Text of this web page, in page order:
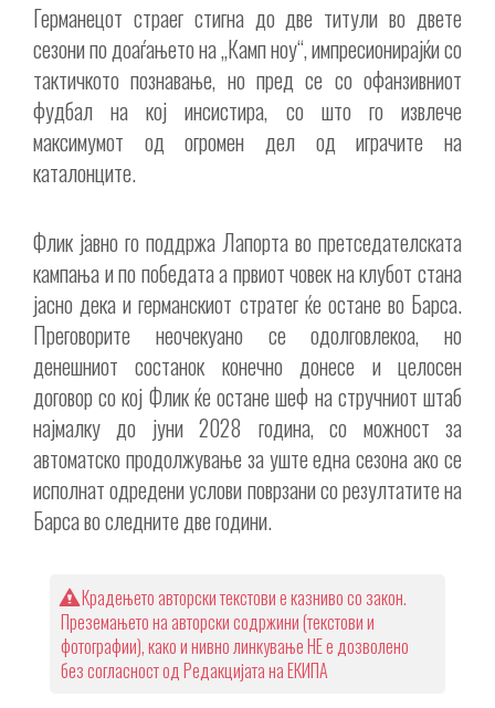
Германецот страег стигна до две титули во двете
сезони по доаѓањето на „Камп ноу“, импресионирајќи со
тактичкото познавање, но пред се со офанзивниот
фудбал на кој инсистира, со што го извлече
максимумот од огромен дел од играчите на
каталонците.
Флик јавно го поддржа Лапорта во претседателската
кампања и по победата а првиот човек на клубот стана
јасно дека и германскиот стратег ќе остане во Барса.
Преговорите неочекуано се одолговлекоа, но
денешниот состанок конечно донесе и целосен
договор со кој Флик ќе остане шеф на стручниот штаб
најмалку до јуни 2028 година, со можност за
автоматско продолжување за уште една сезона ако се
исполнат одредени услови поврзани со резултатите на
Барса во следните две години.
Крадењето авторски текстови е казниво со закон.
Преземањето на авторски содржини (текстови и
фотографии), како и нивно линкување НЕ е дозволено
без согласност од Редакцијата на ЕКИПА